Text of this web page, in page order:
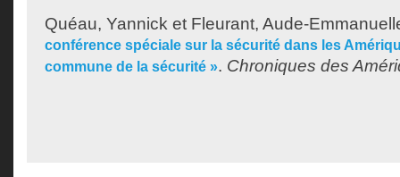
Quéau, Yannick et Fleurant, Aude-
conférence spéciale sur la sécurité dans les
commune de la sécurité ». Chroniques des